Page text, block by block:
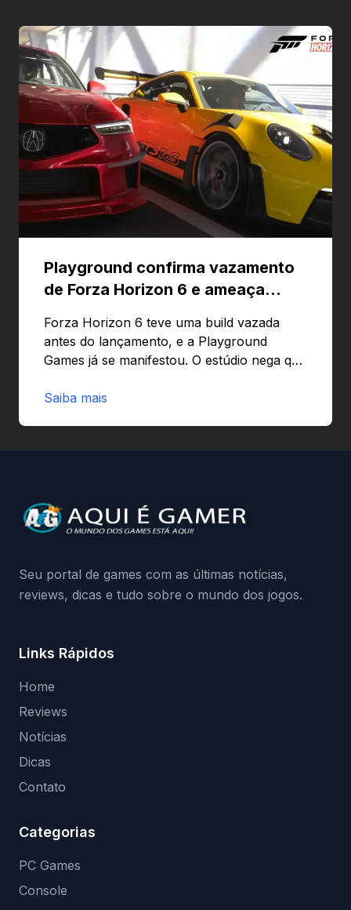
Playground confirma vazamento
de Forza Horizon 6 e ameaça
Forza Horizon 6 teve uma build vazada
antes do lançamento, e a Playground
Games já se manifestou. O estúdio nega que
preload e avisa que quem usar versões não
da Playground: negação do preload,
medidas contra acessos não autorizados
Saiba mais
Seu portal de games com as últimas notícias,
reviews, dicas e tudo sobre o mundo dos jogos.
Links Rápidos
Home
Reviews
Notícias
Dicas
Contato
Categorias
PC Games
Console